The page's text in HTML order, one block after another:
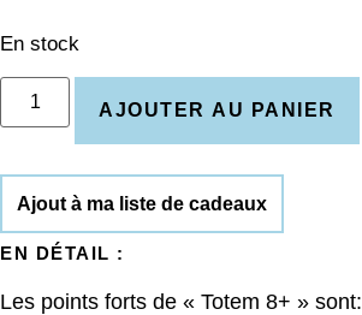
En stock
quantité
Totem
Découvrez
vos
forces
-
8+
AJOUTER AU PANIER
Ajout à ma liste de cadeaux
EN DÉTAIL :
Les points forts de « Totem 8+ » sont: